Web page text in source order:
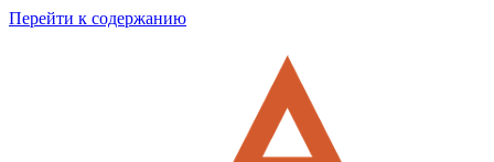
Перейти к содержанию